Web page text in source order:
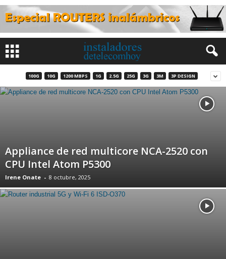
100G 10G 1200 MBPS 1G 2.5G 25G 3G 3M 3P DESIGN
Appliance de red multicore NCA-2520 con
CPU Intel Atom P5300
Irene Onate - 8 octubre, 2025